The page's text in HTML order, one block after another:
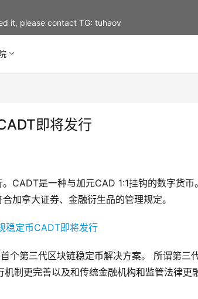
即将发行
CADT是一种与加元CAD 1:1挂钩的数字货币
加拿大证券、金融衍生品的管理规定。
个第三代区块链稳定币解决方案。 所谓第三
制更完善以及和传统金融机构和监管法律更
it, please contact TG: tuhaov